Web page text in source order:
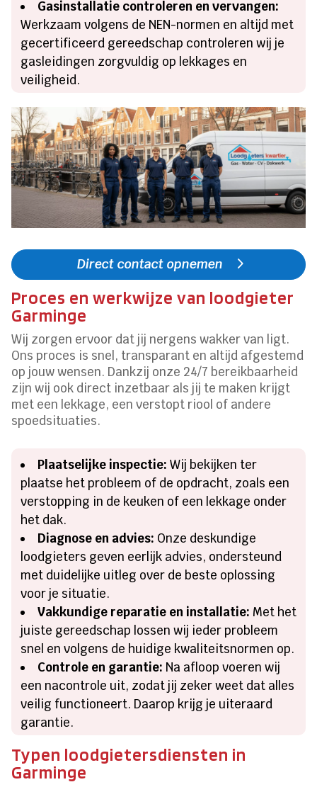
Gasinstallatie controleren en vervangen:
Werkzaam volgens de NEN-normen en altijd met
gecertificeerd gereedschap controleren wij je
gasleidingen zorgvuldig op lekkages en
veiligheid.
Direct contact opnemen
Proces en werkwijze van loodgieter
Garminge
Wij zorgen ervoor dat jij nergens wakker van ligt.
Ons proces is snel, transparant en altijd afgestemd
op jouw wensen. Dankzij onze 24/7 bereikbaarheid
zijn wij ook direct inzetbaar als jij te maken krijgt
met een lekkage, een verstopt riool of andere
spoedsituaties.
Plaatselijke inspectie: Wij bekijken ter
plaatse het probleem of de opdracht, zoals een
verstopping in de keuken of een lekkage onder
het dak.
Diagnose en advies: Onze deskundige
loodgieters geven eerlijk advies, ondersteund
met duidelijke uitleg over de beste oplossing
voor je situatie.
Vakkundige reparatie en installatie: Met het
juiste gereedschap lossen wij ieder probleem
snel en volgens de huidige kwaliteitsnormen op.
Controle en garantie: Na afloop voeren wij
een nacontrole uit, zodat jij zeker weet dat alles
veilig functioneert. Daarop krijg je uiteraard
garantie.
Typen loodgietersdiensten in
Garminge